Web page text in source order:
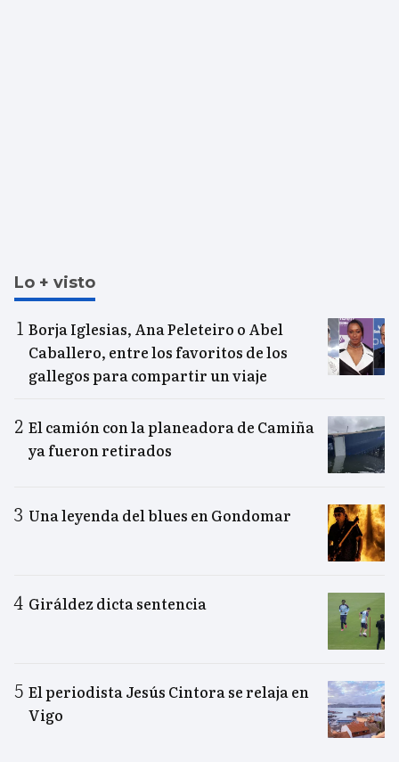
Lo + visto
Borja Iglesias, Ana Peleteiro o Abel
Caballero, entre los favoritos de los
gallegos para compartir un viaje
El camión con la planeadora de Camiña
ya fueron retirados
Una leyenda del blues en Gondomar
Giráldez dicta sentencia
El periodista Jesús Cintora se relaja en
Vigo